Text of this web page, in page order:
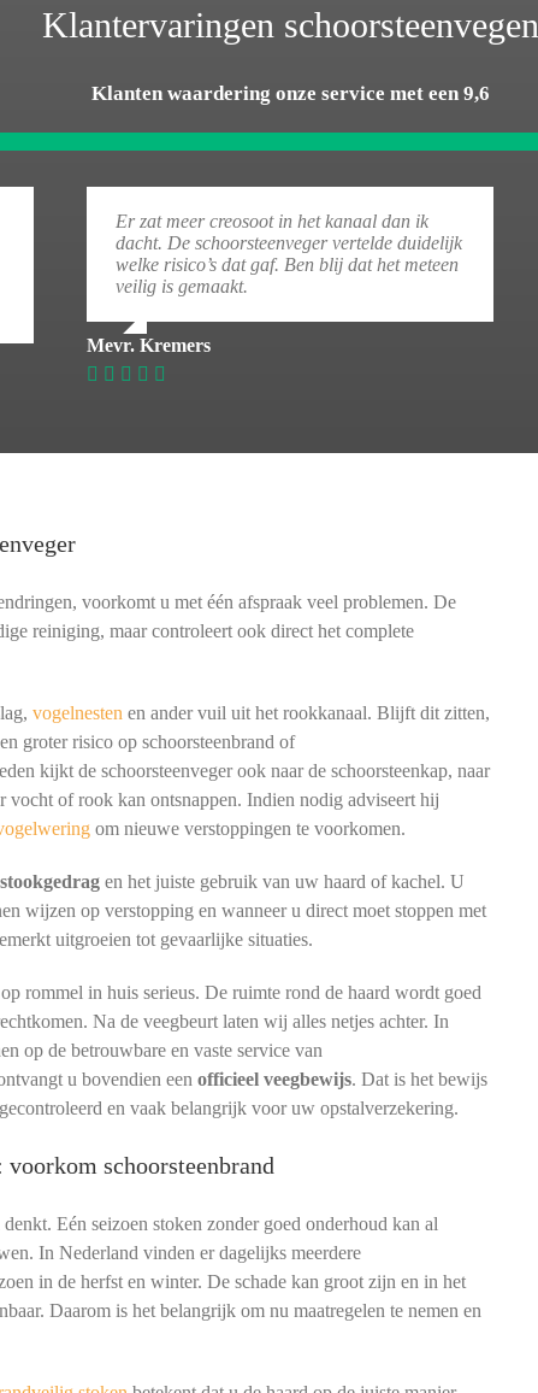
Klantervaringen schoorsteenvegen
Klanten waardering onze service met een 9,6
Er zat meer creosoot in het kanaal dan ik
dacht. De schoorsteenveger vertelde duidelijk
welke risico’s dat gaf. Ben blij dat het meteen
veilig is gemaakt.
Mevr. Kremers
voorkomt u met één afspraak veel problemen. De
reiniging, maar controleert ook direct het complete
vogelnesten en ander vuil uit het rookkanaal. Blijft dit zitten,
groter risico op schoorsteenbrand of
kijkt de schoorsteenveger ook naar de schoorsteenkap, naar
vocht of rook kan ontsnappen. Indien nodig adviseert hij
om nieuwe verstoppingen te voorkomen.
en het juiste gebruik van uw haard of kachel. U
wijzen op verstopping en wanneer u direct moet stoppen met
uitgroeien tot gevaarlijke situaties.
rommel in huis serieus. De ruimte rond de haard wordt goed
Na de veegbeurt laten wij alles netjes achter. In
op de betrouwbare en vaste service van
u bovendien een officieel veegbewijs. Dat is het bewijs
en vaak belangrijk voor uw opstalverzekering.
schoorsteenbrand
Eén seizoen stoken zonder goed onderhoud kan al
In Nederland vinden er dagelijks meerdere
in de herfst en winter. De schade kan groot zijn en in het
Daarom is het belangrijk om nu maatregelen te nemen en